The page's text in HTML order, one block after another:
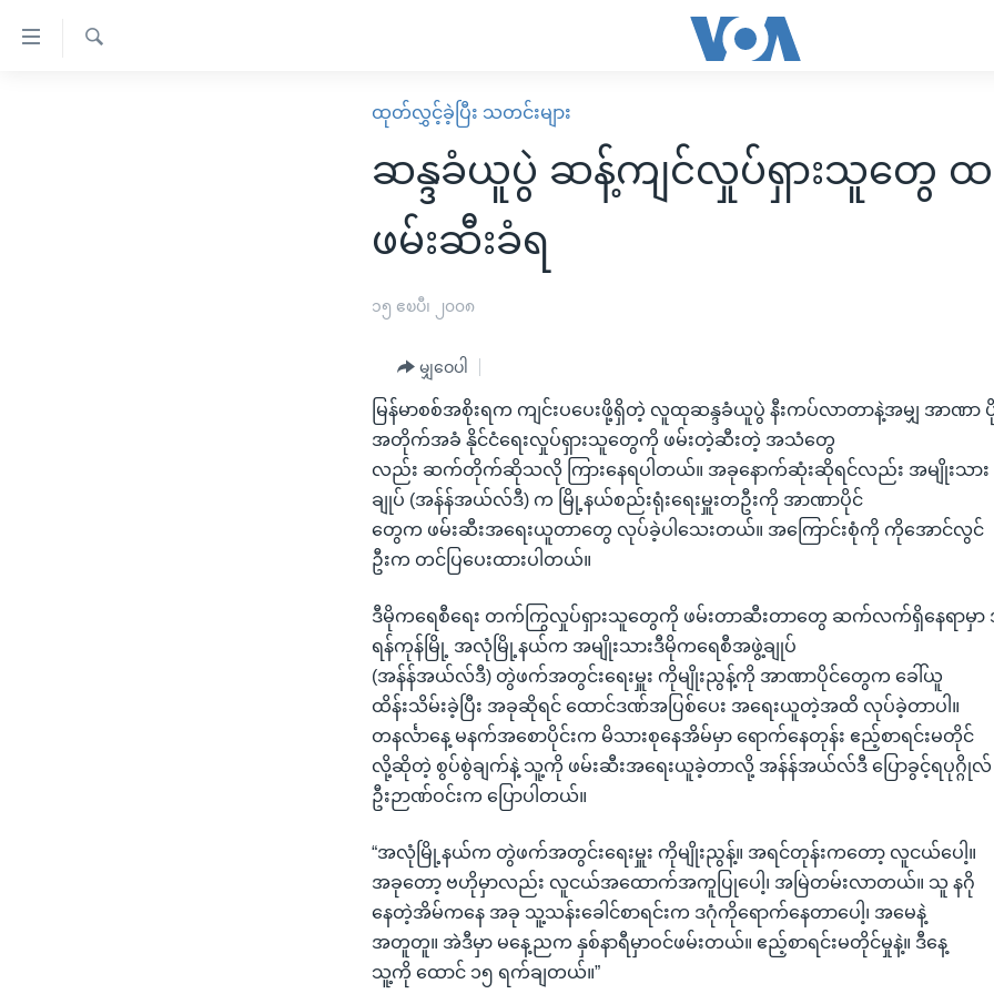
ထုတ်လွှင့်ခဲ့ပြီး သတင်းများ
ဆန္ဒခံယူပွဲ ဆန့်ကျင်လှုပ်ရှားသူတွေ
ဖမ်းဆီးခံရ
၁၅ ဧၿပီ၊ ၂၀၀၈
မျှဝေပါ
မြန်မာစစ်အစိုးရက ကျင်းပပေးဖို့ရှိတဲ့ လူထုဆန္ဒခံယူပွဲ နီးကပ်လာတာနဲ့အမျှ အာ
အတိုက်အခံ နိုင်ငံရေးလှုပ်ရှားသူတွေကို ဖမ်းတဲ့ဆီးတဲ့ အသံတွေ
လည်း ဆက်တိုက်ဆိုသလို ကြားနေရပါတယ်။ အခုနောက်ဆုံးဆိုရင်လည်း အမျိုးသား
ချုပ် (အန်န်အယ်လ်ဒီ) က မြို့နယ်စည်းရုံးရေးမှူးတဦးကို အာဏာပိုင်
တွေက ဖမ်းဆီးအရေးယူတာတွေ လုပ်ခဲ့ပါသေးတယ်။ အကြောင်းစုံကို ကိုအောင်လွင်
ဦးက တင်ပြပေးထားပါတယ်။
ဒီမိုကရေစီရေး တက်ကြွလှုပ်ရှားသူတွေကို ဖမ်းတာဆီးတာတွေ ဆက်လက်ရှိနေရာမှာ
ရန်ကုန်မြို့ အလုံမြို့နယ်က အမျိုးသားဒီမိုကရေစီအဖွဲ့ချုပ်
(အန်န်အယ်လ်ဒီ) တွဲဖက်အတွင်းရေးမှူး ကိုမျိုးညွန့်ကို အာဏာပိုင်တွေက ခေါ်ယူ
ထိန်းသိမ်းခဲ့ပြီး အခုဆိုရင် ထောင်ဒဏ်အပြစ်ပေး အရေးယူတဲ့အထိ လုပ်ခဲ့တာပါ။
တနင်္လာနေ့ မနက်အစောပိုင်းက မိသားစုနေအိမ်မှာ ရောက်နေတုန်း ဧည့်စာရင်းမတိုင်
လို့ဆိုတဲ့ စွပ်စွဲချက်နဲ့ သူ့ကို ဖမ်းဆီးအရေးယူခဲ့တာလို့ အန်န်အယ်လ်ဒီ ပြောခွင့်ရပုဂ္ဂိုလ်
ဦးဉာဏ်ဝင်းက ပြောပါတယ်။
“အလုံမြို့နယ်က တွဲဖက်အတွင်းရေးမှူး ကိုမျိုးညွန့်။ အရင်တုန်းကတော့ လူငယ်ပေါ့။
အခုတော့ ဗဟိုမှာလည်း လူငယ်အထောက်အကူပြုပေါ့၊ အမြဲတမ်းလာတယ်။ သူ နဂို
နေတဲ့အိမ်ကနေ အခု သူ့သန်းခေါင်စာရင်းက ဒဂုံကိုရောက်နေတာပေါ့၊ အမေနဲ့
အတူတူ။ အဲဒီမှာ မနေ့ညက နှစ်နာရီမှာဝင်ဖမ်းတယ်။ ဧည့်စာရင်းမတိုင်မှုနဲ့။ ဒီနေ့
သူ့ကို ထောင် ၁၅ ရက်ချတယ်။”